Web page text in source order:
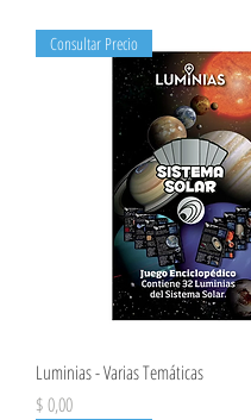
Consultar Precio
Luminias - Varias Temáticas
Precio
$ 0,00